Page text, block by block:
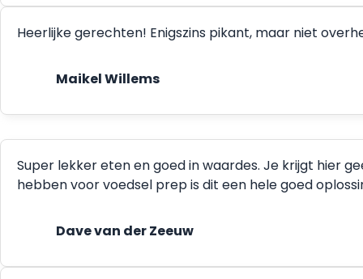
Heerlijke gerechten! Enigszins pikant, maar niet
Maikel Willems
Super lekker eten en goed in waardes. Je krijgt hier
hebben voor voedsel prep is dit een hele goed
Dave van der Zeeuw